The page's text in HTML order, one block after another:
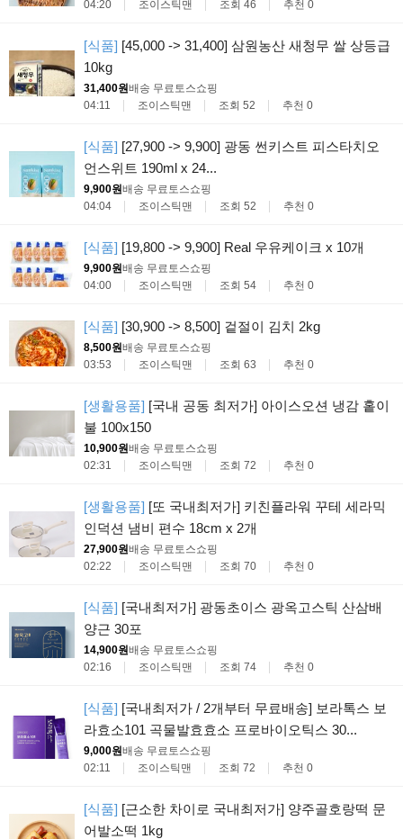
04:20
조이스틱맨 조회 46 추천 0
[식품] [45,000 -> 31,400] 삼원농산 새청무 쌀 상등급
10kg
31,400원배송 무료토스쇼핑
04:11
조이스틱맨 조회 52 추천 0
[식품] [27,900 -> 9,900] 광동 썬키스트 피스타치오
언스위트 190ml x 24...
9,900원배송 무료토스쇼핑
04:04
조이스틱맨 조회 52 추천 0
[식품] [19,800 -> 9,900] Real 우유케이크 x 10개
9,900원배송 무료토스쇼핑
04:00
조이스틱맨 조회 54 추천 0
[식품] [30,900 -> 8,500] 겉절이 김치 2kg
8,500원배송 무료토스쇼핑
03:53
조이스틱맨 조회 63 추천 0
[생활용품] [국내 공동 최저가] 아이스오션 냉감 홑이
불 100x150
10,900원배송 무료토스쇼핑
02:31
조이스틱맨 조회 72 추천 0
[생활용품] [또 국내최저가] 키친플라워 꾸테 세라믹
인덕션 냄비 편수 18cm x 2개
27,900원배송 무료토스쇼핑
02:22
조이스틱맨 조회 70 추천 0
[식품] [국내최저가] 광동초이스 광옥고스틱 산삼배
양근 30포
14,900원배송 무료토스쇼핑
02:16
조이스틱맨 조회 74 추천 0
[식품] [국내최저가 / 2개부터 무료배송] 보라톡스 보
라효소101 곡물발효효소 프로바이오틱스 30...
9,000원배송 무료토스쇼핑
02:11
조이스틱맨 조회 72 추천 0
[식품] [근소한 차이로 국내최저가] 양주골호랑떡 문
어발소떡 1kg